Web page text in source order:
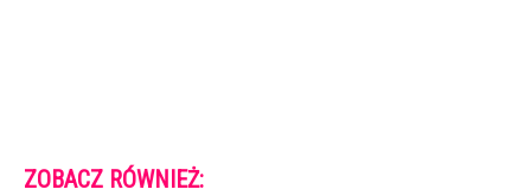
ZOBACZ RÓWNIEŻ: